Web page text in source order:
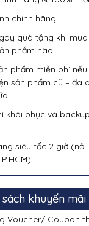
chính hãng
quà tặng khi mua
phẩm nào
phẩm miễn phí nếu
sản phẩm cũ – đã
khôi phục và backup
siêu tốc 2 giờ (nội
sách khuyến mãi
Voucher/ Coupon